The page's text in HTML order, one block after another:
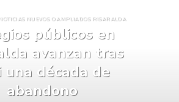
NUEVOS O AMPLIADOS RISARALDA
públicos en
avanzan tras
una década de
abandono